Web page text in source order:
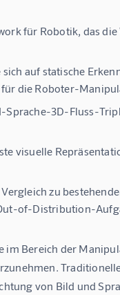
für Robotik, das
auf statische
die Roboter-
3D-Fluss-
visuelle
zu
of-Distribution-
Bereich der
von Bild und